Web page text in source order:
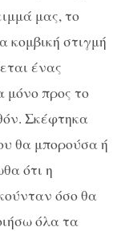
μας, το
κομβική στιγμή
ένας
μόνο προς το
Σκέφτηκα
θα μπορούσα ή
ότι η
όσο θα
όλα τα